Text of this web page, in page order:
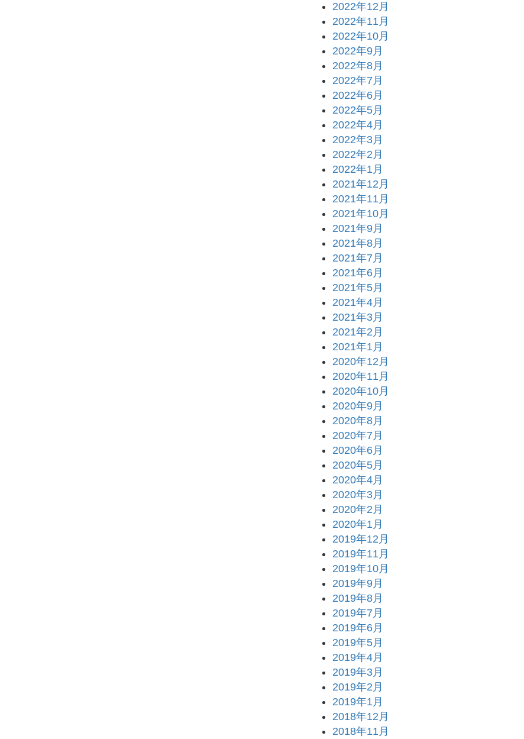
2022年12月
2022年11月
2022年10月
2022年9月
2022年8月
2022年7月
2022年6月
2022年5月
2022年4月
2022年3月
2022年2月
2022年1月
2021年12月
2021年11月
2021年10月
2021年9月
2021年8月
2021年7月
2021年6月
2021年5月
2021年4月
2021年3月
2021年2月
2021年1月
2020年12月
2020年11月
2020年10月
2020年9月
2020年8月
2020年7月
2020年6月
2020年5月
2020年4月
2020年3月
2020年2月
2020年1月
2019年12月
2019年11月
2019年10月
2019年9月
2019年8月
2019年7月
2019年6月
2019年5月
2019年4月
2019年3月
2019年2月
2019年1月
2018年12月
2018年11月